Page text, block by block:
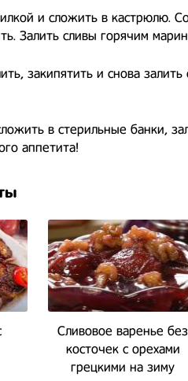
и сложить в кастрюлю.
Залить сливы горячим
закипятить и снова
в стерильные банки,
аппетита!
Сливовое варенье без
косточек с орехами
грецкими на зиму